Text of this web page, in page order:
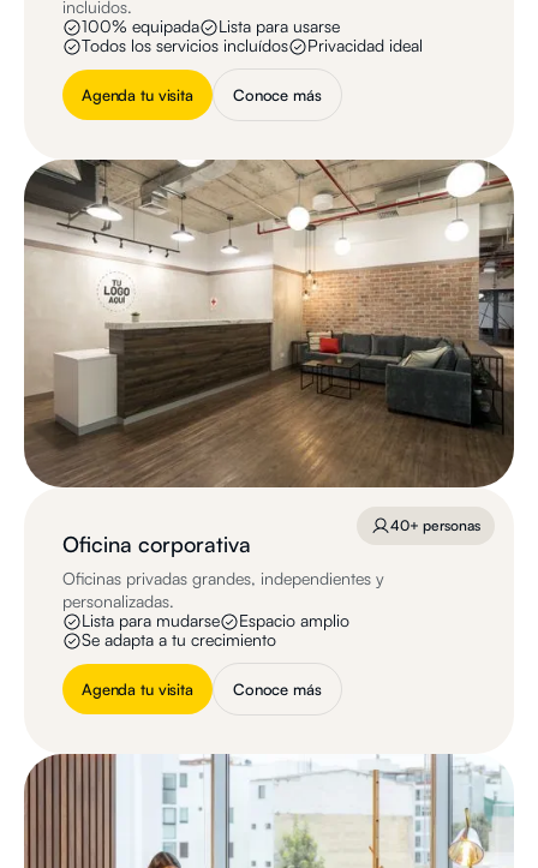
incluidos.
100% equipada
Lista para usarse
Todos los servicios incluídos
Privacidad ideal
Agenda tu visita Conoce más
Oficina corporativa
Oficinas privadas grandes, independientes y
personalizadas.
Lista para mudarse
Espacio amplio
Se adapta a tu crecimiento
Agenda tu visita Conoce más
40+ personas